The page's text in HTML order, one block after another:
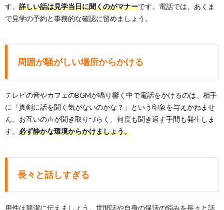
す。 詳しい話は見学当日に聞くのがマナーです。電話では、あくま
で見学の予約と事務的な確認に留めましょう。
周囲が騒がしい場所からかける
テレビの音やカフェのBGMが鳴り響く中で電話をかけるのは、相手
に「真剣に話を聞く気がないのかな？」という印象を与えかねませ
ん。お互いの声が聞き取りづらく、何度も聞き返す手間も発生しま
す。 必ず静かな環境からかけましょう。
長々と話しすぎる
用件は簡潔に伝えましょう。世間話や自身の保活の悩みを長々と話